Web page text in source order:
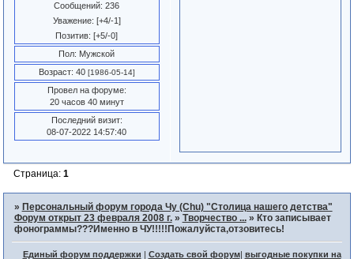
Сообщений: 236
Уважение: [+4/-1]
Позитив: [+5/-0]
Пол: Мужской
Возраст: 40 [1986-05-14]
Провел на форуме:
20 часов 40 минут
Последний визит:
08-07-2022 14:57:40
Страница: 1
» Персональный форум города Чу (Chu) "Столица нашего детства"
Форум открыт 23 февраля 2008 г. » Творчество ... » Кто записывает
фонограммы???Именно в ЧУ!!!!!Пожалуйста,отзовитесь!
Единый форум поддержки | Создать свой форум| выгодные покупки на